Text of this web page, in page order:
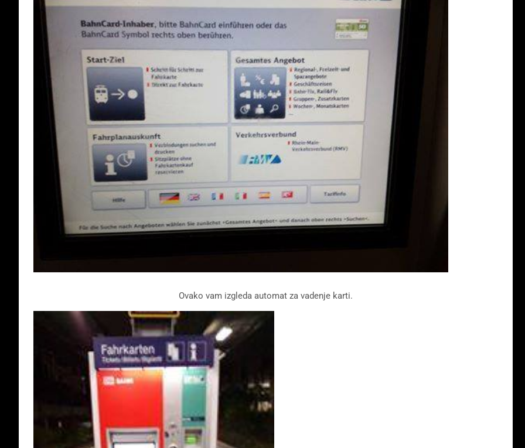
Ovako vam izgleda automat za vadenje karti.